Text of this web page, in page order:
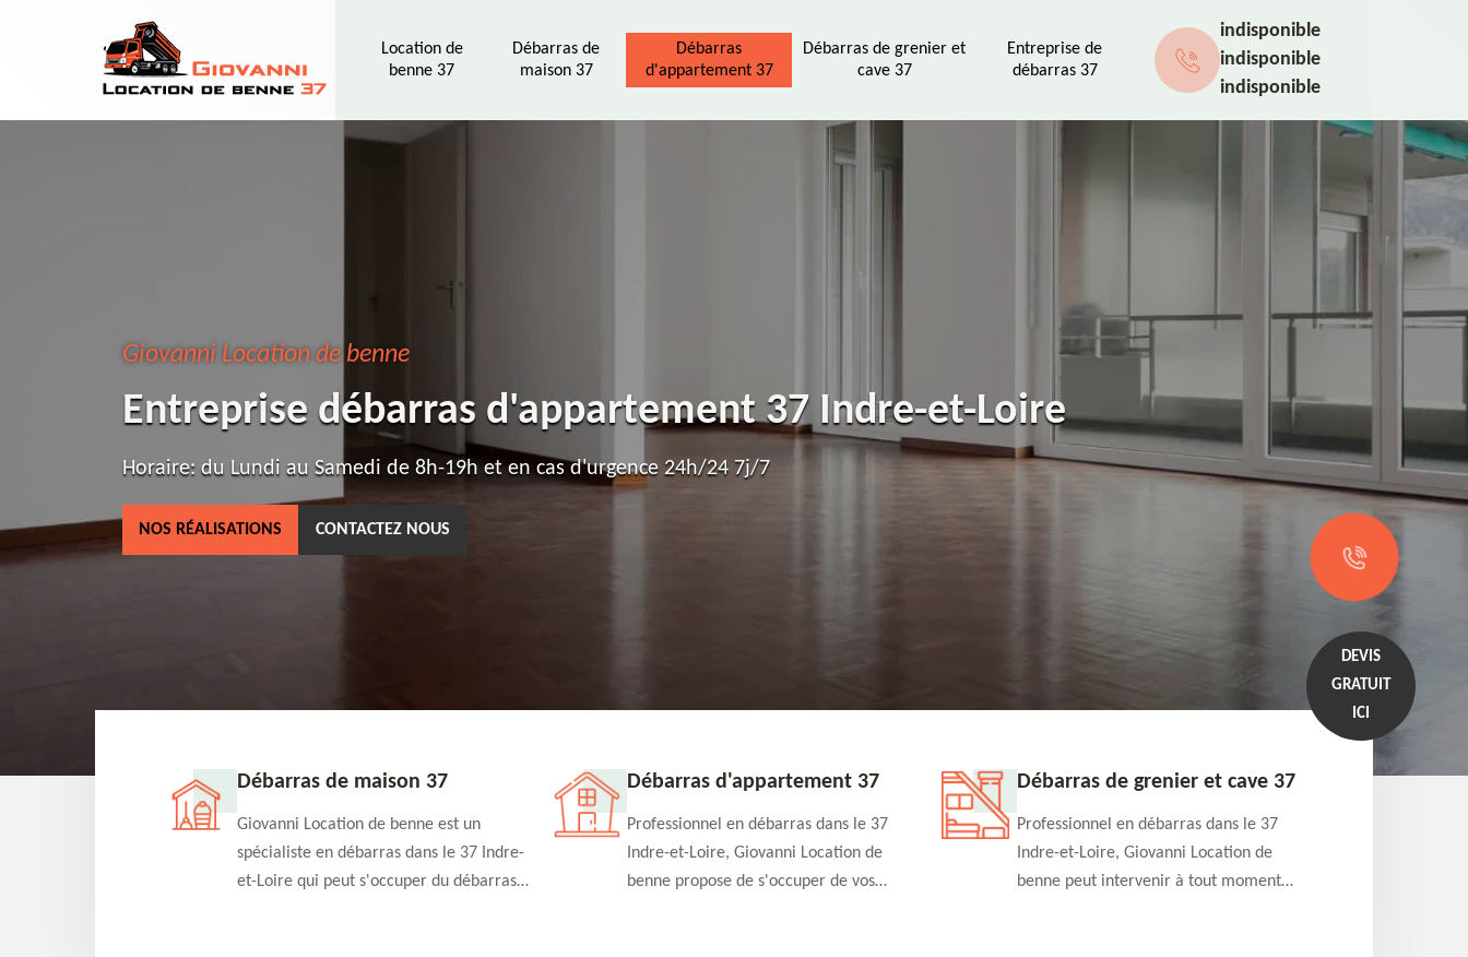
Location de
benne 37
Débarras de
maison 37
Débarras
d'appartement 37
Débarras de grenier et
cave 37
Entreprise de
débarras 37
indisponible
indisponible
indisponible
Giovanni Location de benne
Entreprise débarras d'appartement 37 Indre-et-Loire
Horaire: du Lundi au Samedi de 8h-19h et en cas d'urgence 24h/24 7j/7
NOS RÉALISATIONS CONTACTEZ NOUS
DEVIS
GRATUIT
ICI
maison 37 Débarras d'appartement 37
Professionnel en débarras dans le 37
Indre-et-Loire, Giovanni Location de
benne propose de s'occuper de vos
Débarras de grenier et cave 37
Professionnel en débarras dans le 37
Indre-et-Loire, Giovanni Location de
benne peut intervenir à tout moment
Entreprise de débarras 37
Professionnel en débarras dans le 37
Indre-et-Loire, Giovanni Location de
benne est en activité depuis plusieurs